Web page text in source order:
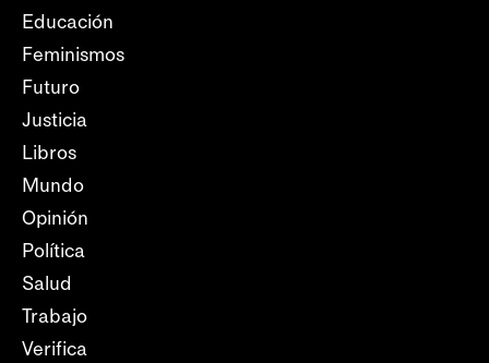
Educación
Feminismos
Futuro
Justicia
Libros
Mundo
Opinión
Política
Salud
Trabajo
Verifica